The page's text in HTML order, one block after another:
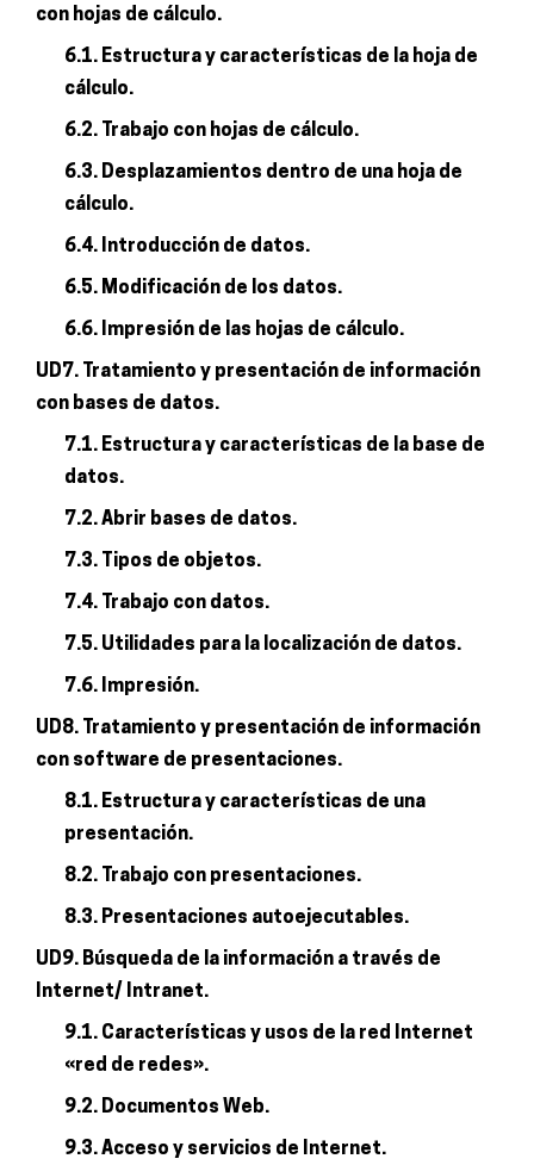
con hojas de cálculo.
6.1. Estructura y características de la hoja de
cálculo.
6.2. Trabajo con hojas de cálculo.
6.3. Desplazamientos dentro de una hoja de
cálculo.
6.4. Introducción de datos.
6.5. Modificación de los datos.
6.6. Impresión de las hojas de cálculo.
UD7. Tratamiento y presentación de información
con bases de datos.
7.1. Estructura y características de la base de
datos.
7.2. Abrir bases de datos.
7.3. Tipos de objetos.
7.4. Trabajo con datos.
7.5. Utilidades para la localización de datos.
7.6. Impresión.
UD8. Tratamiento y presentación de información
con software de presentaciones.
8.1. Estructura y características de una
presentación.
8.2. Trabajo con presentaciones.
8.3. Presentaciones autoejecutables.
UD9. Búsqueda de la información a través de
Internet/ Intranet.
9.1. Características y usos de la red Internet
«red de redes».
9.2. Documentos Web.
9.3. Acceso y servicios de Internet.